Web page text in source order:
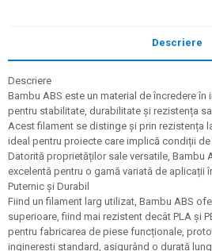
Descriere
Descriere
Bambu ABS este un material de încredere în
pentru stabilitate, durabilitate și rezistența
Acest filament se distinge și prin rezistența
ideal pentru proiecte care implică condiții
Datorită proprietăților sale versatile, Bambu
excelentă pentru o gamă variată de aplicații
Puternic și Durabil
Fiind un filament larg utilizat, Bambu ABS
superioare, fiind mai rezistent decât PLA și
pentru fabricarea de piese funcționale,
inginerești standard, asigurând o durată